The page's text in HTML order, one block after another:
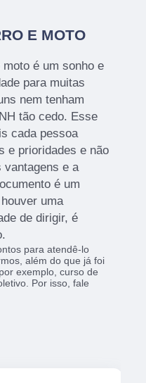
E MOTO
é um sonho e
para muitas
nem tenham
tão cedo. Esse
cada pessoa
e prioridades e não
vantagens e a
é um
uma
de dirigir, é
para atendê-lo
além do que já foi
exemplo, curso de
Por isso, fale